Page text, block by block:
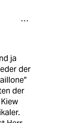
ja
der
der